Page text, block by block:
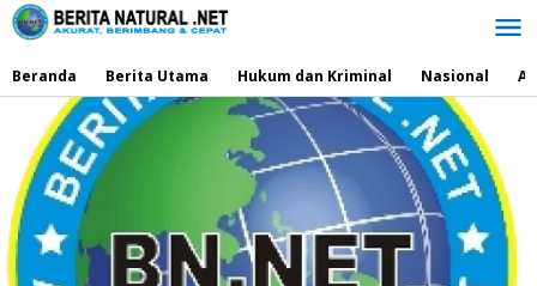
Lewati
ke
Beranda
Berita Utama Hukum dan Kriminal Nasional